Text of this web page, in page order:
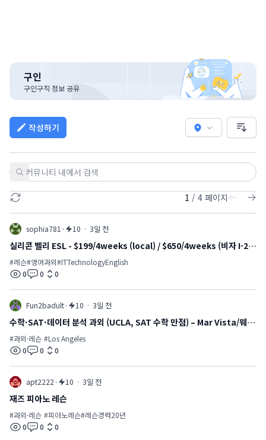
구인
구인구직 정보 공유
작성하기
Search Bar
1 / 4 페이지
sophia781 · 10 · 3일 전
실리콘 벨리 ESL - $199/4weeks (local) / $650/4weeks (비자 I-20
발행)
#레슨#영어과외#ITTechnologyEnglish
0
views 0
comments
0
likes
Fun2badult· 10 · 3일 전
수학·SAT·데이터 분석 과외 (UCLA, SAT 수학 만점) – Mar Vista/웨스
트 LA
#과외·레슨 #Los Angeles
0
views 0
comments
0
likes
apt2222 · 10 · 3일 전
재즈 피아노 레슨
#과외·레슨 #피아노레슨#레슨경력20년
0
views 0
comments
0
likes